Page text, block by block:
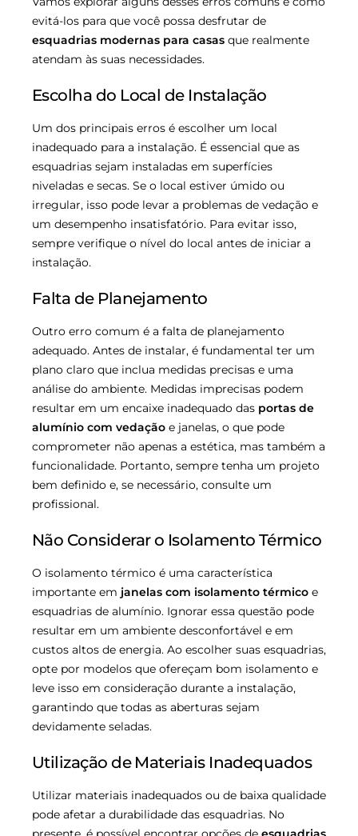
evitá-los para que você possa desfrutar de
esquadrias modernas para casas que realmente
atendam às suas necessidades.
Escolha do Local de Instalação
Um dos principais erros é escolher um local
inadequado para a instalação. É essencial que as
esquadrias sejam instaladas em superfícies
niveladas e secas. Se o local estiver úmido ou
irregular, isso pode levar a problemas de vedação e
um desempenho insatisfatório. Para evitar isso,
sempre verifique o nível do local antes de iniciar a
instalação.
Falta de Planejamento
Outro erro comum é a falta de planejamento
adequado. Antes de instalar, é fundamental ter um
plano claro que inclua medidas precisas e uma
análise do ambiente. Medidas imprecisas podem
resultar em um encaixe inadequado das portas de
alumínio com vedação e janelas, o que pode
comprometer não apenas a estética, mas também a
funcionalidade. Portanto, sempre tenha um projeto
bem definido e, se necessário, consulte um
profissional.
Não Considerar o Isolamento Térmico
O isolamento térmico é uma característica
importante em janelas com isolamento térmico e
esquadrias de alumínio. Ignorar essa questão pode
resultar em um ambiente desconfortável e em
custos altos de energia. Ao escolher suas esquadrias,
opte por modelos que ofereçam bom isolamento e
leve isso em consideração durante a instalação,
garantindo que todas as aberturas sejam
devidamente seladas.
Utilização de Materiais Inadequados
Utilizar materiais inadequados ou de baixa qualidade
pode afetar a durabilidade das esquadrias. No